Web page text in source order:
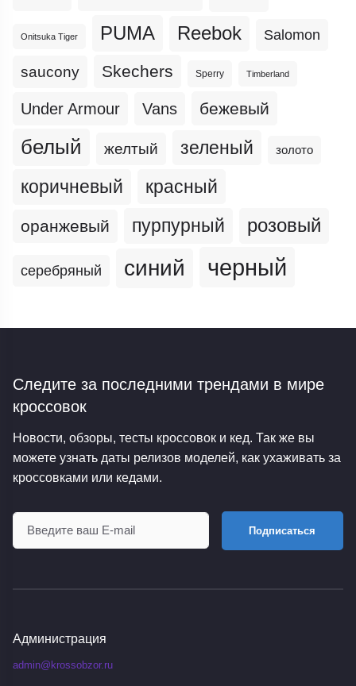
Onitsuka Tiger PUMA Reebok Salomon
saucony Skechers Sperry Timberland
Under Armour Vans бежевый
белый желтый зеленый золото
коричневый красный
оранжевый пурпурный розовый
серебряный синий черный
Следите за последними трендами в мире
кроссовок
Новости, обзоры, тесты кроссовок и кед. Так же вы
можете узнать даты релизов моделей, как ухаживать за
кроссовками или кедами.
Подписаться
Администрация
admin@krossobzor.ru